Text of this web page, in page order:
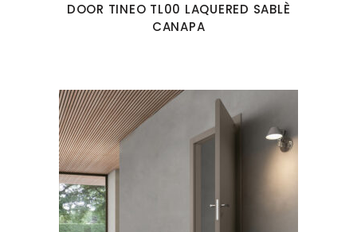
DOOR TINEO TL00 LAQUERED SABLÈ
CANAPA